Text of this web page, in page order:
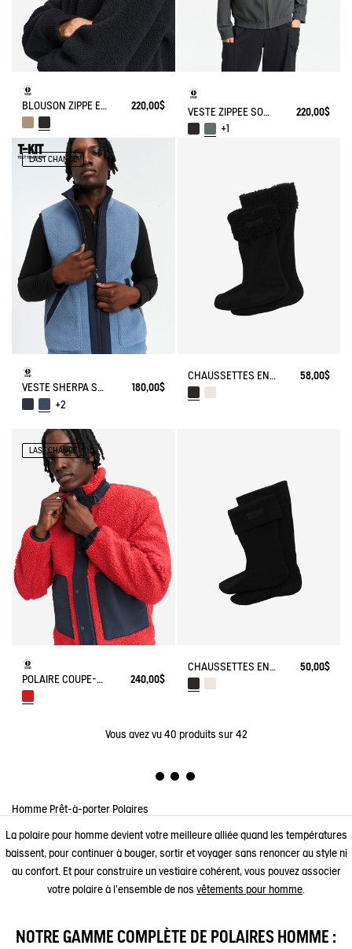
BLOUSON ZIPPÉ EN SHERPA 220,00$
VESTE ZIPPÉE SOFTSHELL À CAPUCHE COUPE-VENT
220,00$
+1
LAST CHANCE
VESTE SHERPA SANS MANCHES RÉVERSIBLE T-KIT
180,00$
+2
CHAUSSETTES EN POLAIRE POUR BOTTES HAUTES REVERS SHERPA 58,00$
LAST CHANCE
POLAIRE COUPE-VENT ZIPÉE 240,00$
CHAUSSETTES EN POLAIRE POUR BOTTES HAUTES 50,00$
Vous avez vu 40 produits sur 42
Homme Prêt-à-porter Polaires
La polaire pour homme devient votre meilleure alliée quand les températures
baissent, pour continuer à bouger, sortir et voyager sans renoncer au style ni
au confort. Et pour construire un vestiaire cohérent, vous pouvez associer
votre polaire à l’ensemble de nos vêtements pour homme.
NOTRE GAMME COMPLÈTE DE POLAIRES HOMME :